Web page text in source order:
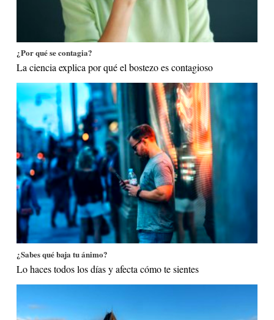
¿Por qué se contagia?
La ciencia explica por qué el bostezo es contagioso
¿Sabes qué baja tu ánimo?
Lo haces todos los días y afecta cómo te sientes